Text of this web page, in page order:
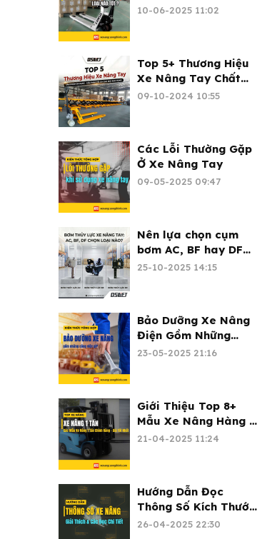
10-06-2025 11:02
Top 5+ Thương Hiệu
Xe Nâng Tay Chất
Lượng - Đáng Mua
09-10-2024 10:55
Các Lỗi Thường Gặp
Ở Xe Nâng Tay
09-05-2025 09:47
Nên lựa chọn cụm
bơm AC, BF hay DF
cho xe nâng tay?
25-10-2025 14:15
Bảo Dưỡng Xe Nâng
Điện Gồm Những
Công Tác Gì?
23-05-2025 21:16
Giới Thiệu Top 8+
Mẫu Xe Nâng Hàng 1
Tấn Giá Rẻ
21-04-2025 11:24
Hướng Dẫn Đọc
Thông Số Kích Thước
Xe Nâng Chi Tiết (A-
26-04-2025 22:30